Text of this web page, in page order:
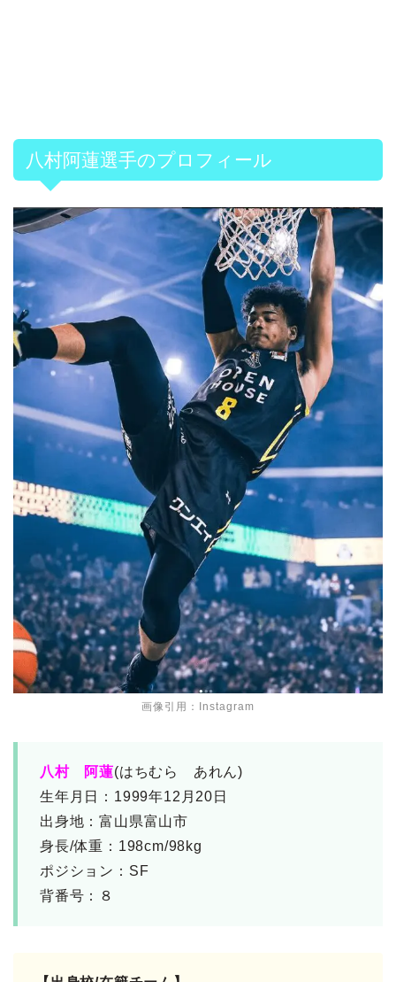
八村阿蓮選手のプロフィール
画像引用：Instagram
八村 阿蓮(はちむら あれん)
生年月日：1999年12月20日
出身地：富山県富山市
身長/体重：198cm/98kg
ポジション：SF
背番号：８